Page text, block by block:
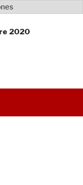
2020